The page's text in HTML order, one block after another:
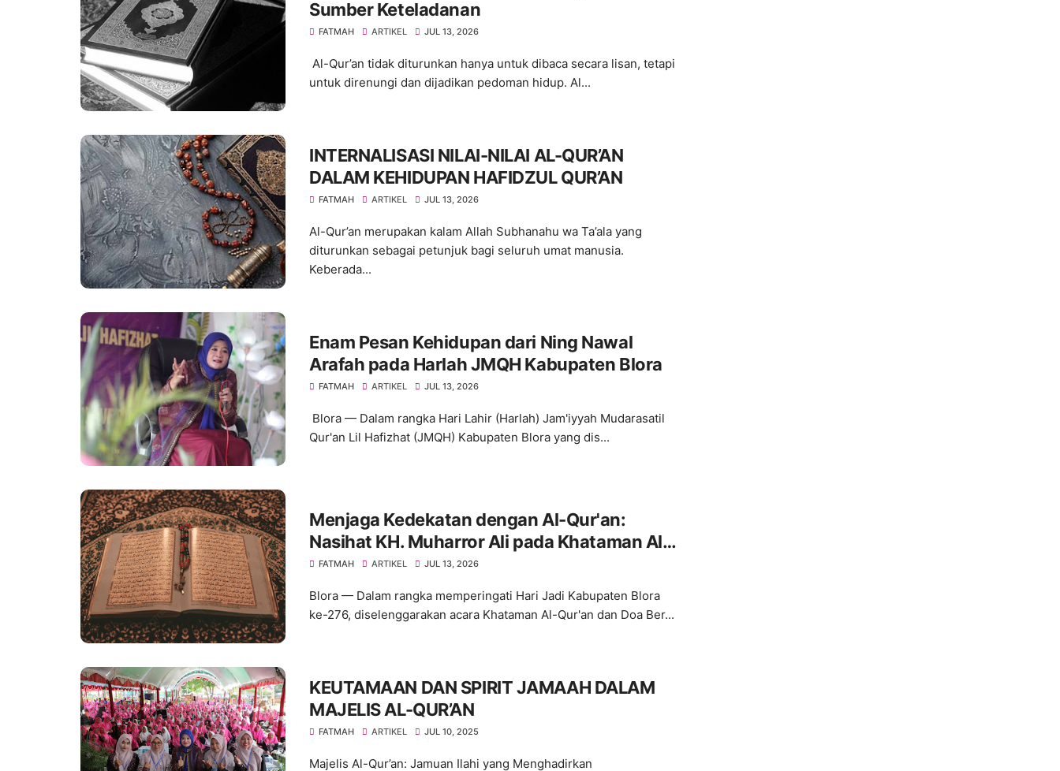
Sumber Keteladanan
FATMAH ARTIKEL JUL 13, 2026
Al-Qur’an tidak diturunkan hanya untuk dibaca secara lisan, tetapi
untuk direnungi dan dijadikan pedoman hidup. Al...
INTERNALISASI NILAI-NILAI AL-QUR’AN
DALAM KEHIDUPAN HAFIDZUL QUR’AN
FATMAH ARTIKEL JUL 13, 2026
Al-Qur’an merupakan kalam Allah Subhanahu wa Ta’ala yang
diturunkan sebagai petunjuk bagi seluruh umat manusia.
Keberada...
Enam Pesan Kehidupan dari Ning Nawal
Arafah pada Harlah JMQH Kabupaten Blora
FATMAH ARTIKEL JUL 13, 2026
Blora — Dalam rangka Hari Lahir (Harlah) Jam'iyyah Mudarasatil
Qur'an Lil Hafizhat (JMQH) Kabupaten Blora yang dis...
Menjaga Kedekatan dengan Al-Qur'an:
Nasihat KH. Muharror Ali pada Khataman Al-
Qur'an Hari Jadi Kabupaten Blora ke-276
FATMAH ARTIKEL JUL 13, 2026
Blora — Dalam rangka memperingati Hari Jadi Kabupaten Blora
ke-276, diselenggarakan acara Khataman Al-Qur'an dan Doa Ber...
KEUTAMAAN DAN SPIRIT JAMAAH DALAM
MAJELIS AL-QUR’AN
FATMAH ARTIKEL JUL 10, 2025
Majelis Al-Qur’an: Jamuan Ilahi yang Menghadirkan